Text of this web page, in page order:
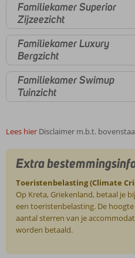
Familiekamer Superior
Zijzeezicht
Familiekamer Luxury
Bergzicht
Familiekamer Swimup
Tuinzicht
Lees hier Disclaimer m.b.t.
Extra
Toeristenbelasting (Climate
Op Kreta, Griekenland, betaal je
een toeristenbelasting. De
aantal sterren van je
worden betaald.